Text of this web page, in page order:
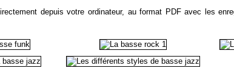
depuis votre ordinateur, au format PDF avec les